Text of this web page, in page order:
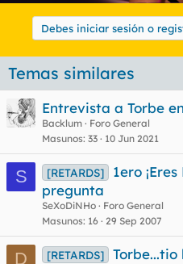
Debes iniciar sesión o
Temas similares
Entrevista a Torbe
Backlum
Foro General
Masunos 33 10 Jun 2021
S [RETARDS]
1ero
pregunta
SeXoDiNHo
Foro General
Masunos 16 29 Sep 2007
D [RETARDS]
Torbe...tio